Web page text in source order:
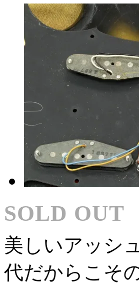
SOLD OUT
美しいアッシ
代だからこそ